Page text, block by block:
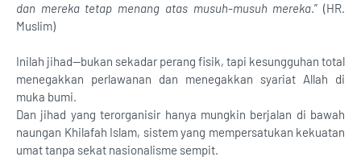
dan mereka tetap menang atas musuh-musuh mereka.” (HR.
Muslim)
Inilah jihad—bukan sekadar perang fisik, tapi kesungguhan total
menegakkan perlawanan dan menegakkan syariat Allah di
muka bumi.
Dan jihad yang terorganisir hanya mungkin berjalan di bawah
naungan Khilafah Islam, sistem yang mempersatukan kekuatan
umat tanpa sekat nasionalisme sempit.